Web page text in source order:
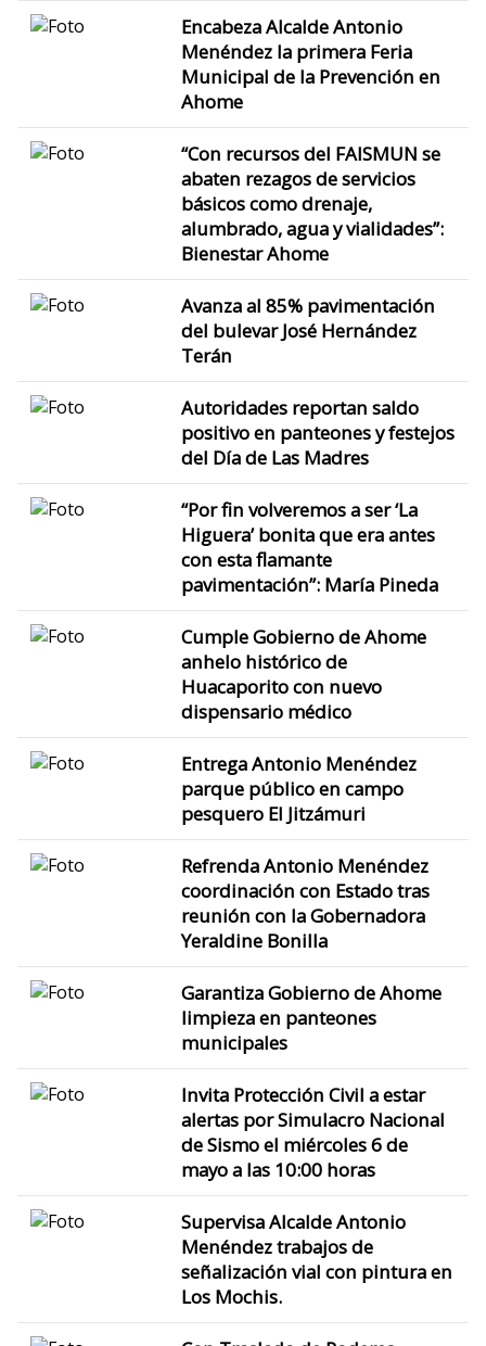
Encabeza Alcalde Antonio
Menéndez la primera Feria
Municipal de la Prevención en
Ahome
“Con recursos del FAISMUN se
abaten rezagos de servicios
básicos como drenaje,
alumbrado, agua y vialidades”:
Bienestar Ahome
Avanza al 85% pavimentación
del bulevar José Hernández
Terán
Autoridades reportan saldo
positivo en panteones y festejos
del Día de Las Madres
“Por fin volveremos a ser ‘La
Higuera’ bonita que era antes
con esta flamante
pavimentación”: María Pineda
Cumple Gobierno de Ahome
anhelo histórico de
Huacaporito con nuevo
dispensario médico
Entrega Antonio Menéndez
parque público en campo
pesquero El Jitzámuri
Refrenda Antonio Menéndez
coordinación con Estado tras
reunión con la Gobernadora
Yeraldine Bonilla
Garantiza Gobierno de Ahome
limpieza en panteones
municipales
Invita Protección Civil a estar
alertas por Simulacro Nacional
de Sismo el miércoles 6 de
mayo a las 10:00 horas
Supervisa Alcalde Antonio
Menéndez trabajos de
señalización vial con pintura en
Los Mochis.